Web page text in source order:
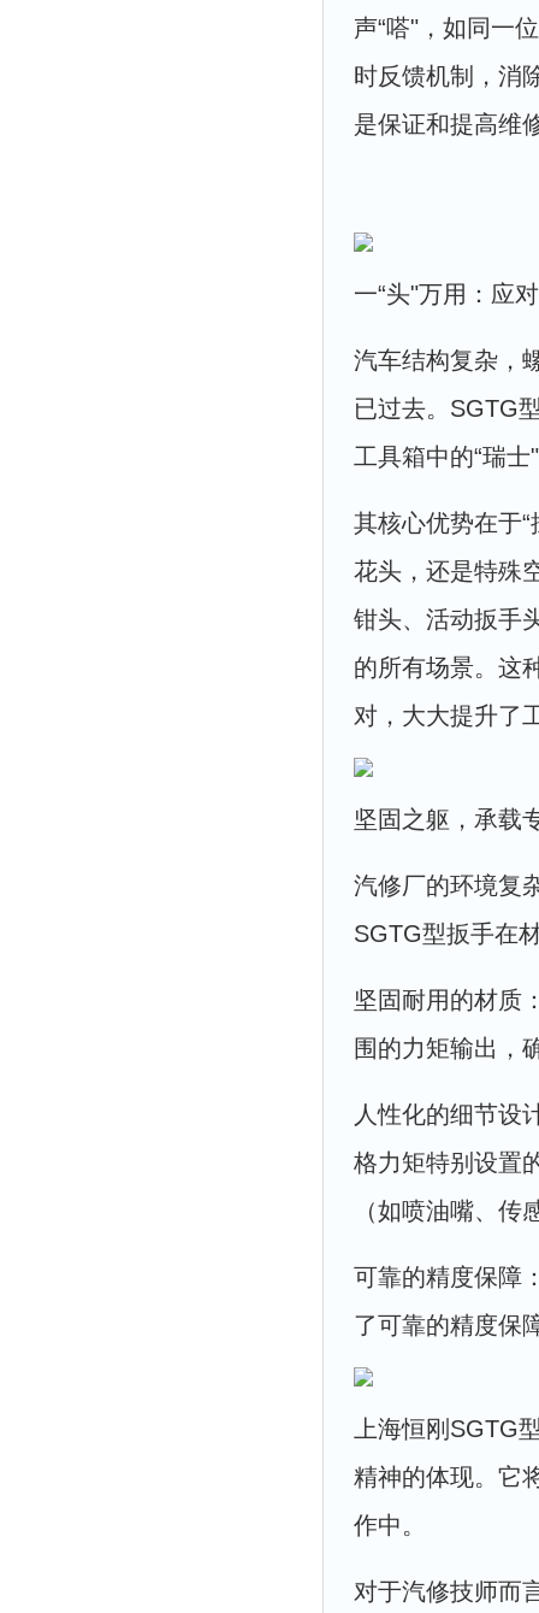
声“嗒"，如同一
时反馈机制，消
是保证和提高维
一“头"万用：应
汽车结构复杂，
已过去。SGTG
工具箱中的“瑞士
其核心优势在于
花头，还是特殊
钳头、活动扳手
的所有场景。这
对，大大提升了
坚固之躯，承载
汽修厂的环境复
SGTG型扳手在
坚固耐用的材质
围的力矩输出，
人性化的细节设
格力矩特别设置
（如喷油嘴、传
可靠的精度保障
了可靠的精度保
上海恒刚SGTG
精神的体现。它
作中。
对于汽修技师而